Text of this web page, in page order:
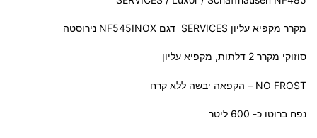
מקרר מקפיא עליון SERVICES דגם NF545INOX נירוסטה
סוזוקי מקרר 2 דלתות, מקפיא עליון
NO FROST – הקפאה יבשה ללא קרח
נפח ברוטו כ- 600 ליטר